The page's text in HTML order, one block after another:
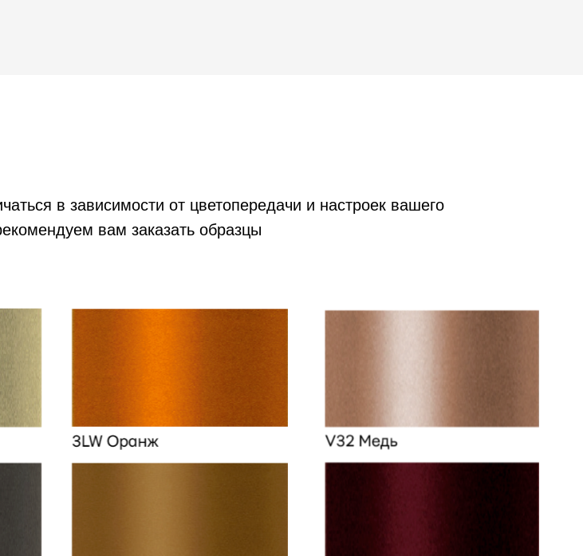
в зависимости от цветопередачи и настроек вашего
вам заказать образцы